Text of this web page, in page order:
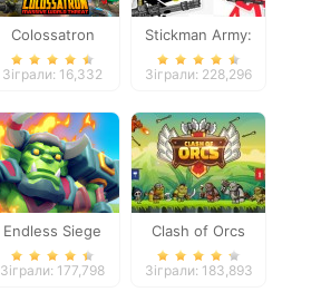
Colossatron
Зіграли: 16,332
Stickman Army:
The Defenders
Зіграли: 228,296
Endless Siege
Зіграли: 177,798
Clash of Orcs
Зіграли: 183,893